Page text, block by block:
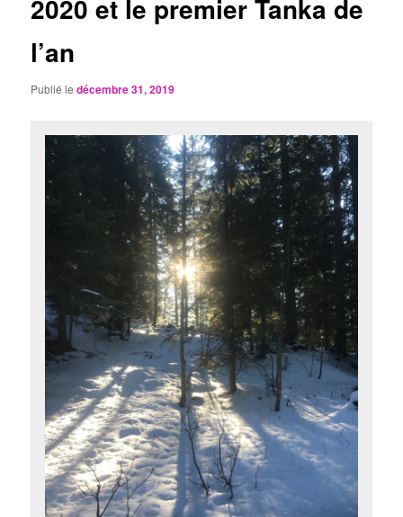
2020 et le premier Tanka de
l’an
Publié ledécembre 31, 2019